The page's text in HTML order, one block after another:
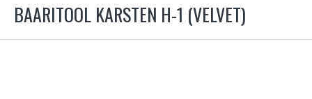
BAARITOOL KARSTEN H-1 (VELVET)